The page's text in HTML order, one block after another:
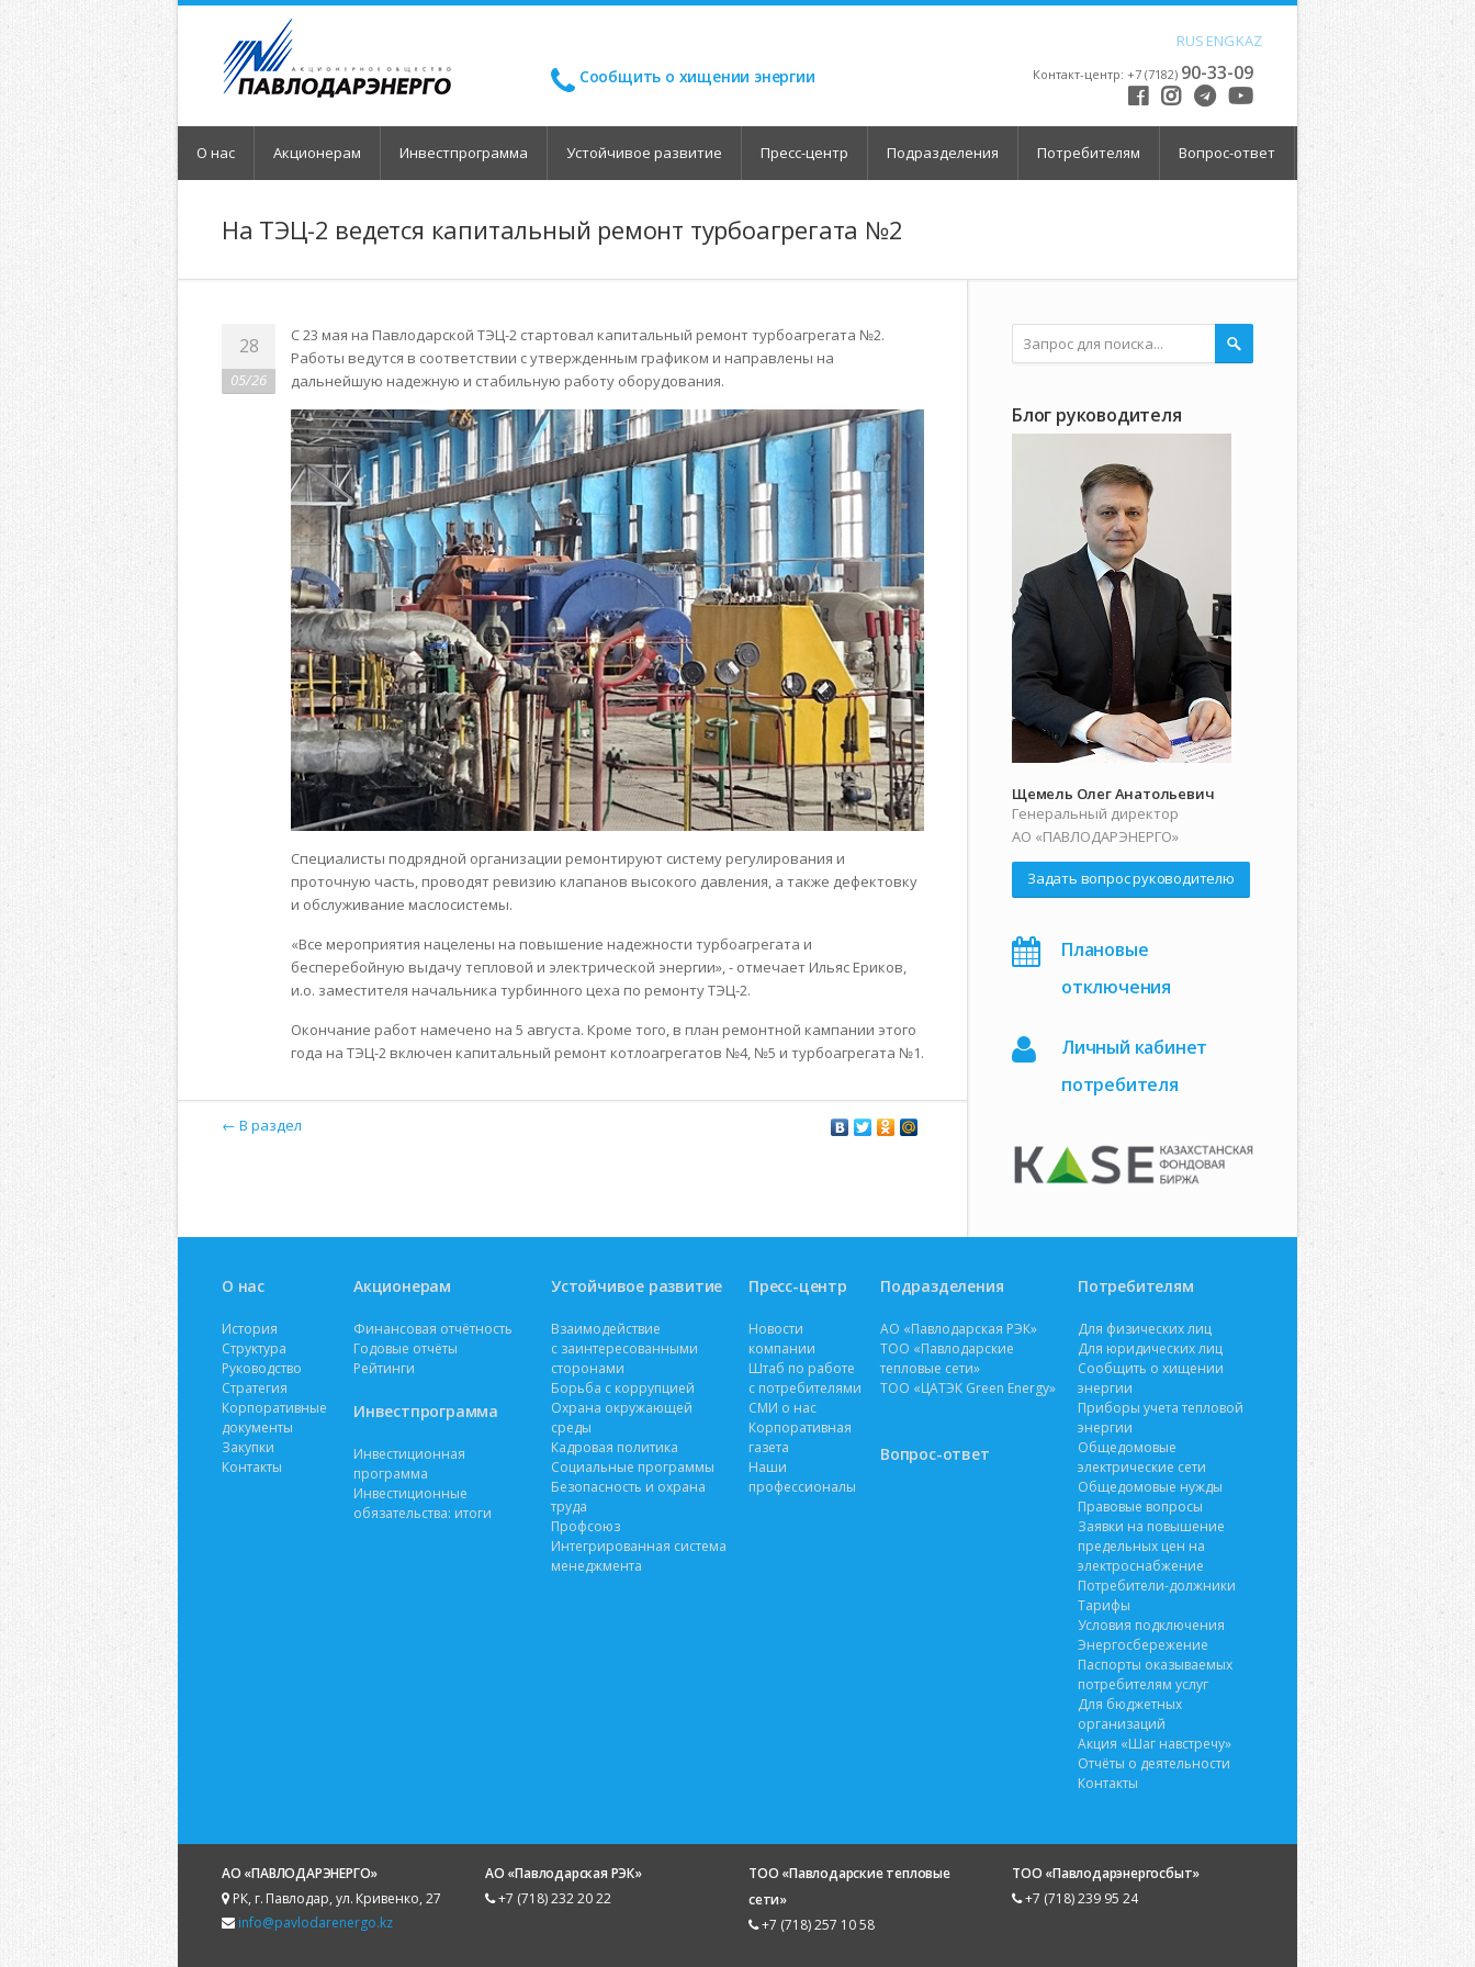
Сообщить о хищении энергии
RUS ENGKAZ
Контакт-центр: +7 (7182) 90-33-09
О нас Акционерам Инвестпрограмма Устойчивое развитие Пресс-центр Подразделения Потребителям Вопрос-ответ
На ТЭЦ-2 ведется капитальный ремонт турбоагрегата №2
28
05/26
С 23 мая на Павлодарской ТЭЦ-2 стартовал капитальный ремонт турбоагрегата №2.
Работы ведутся в соответствии с утвержденным графиком и направлены на
дальнейшую надежную и стабильную работу оборудования.
Специалисты подрядной организации ремонтируют систему регулирования и
проточную часть, проводят ревизию клапанов высокого давления, а также дефектовку
и обслуживание маслосистемы.
«Все мероприятия нацелены на повышение надежности турбоагрегата и
бесперебойную выдачу тепловой и электрической энергии», - отмечает Ильяс Ериков,
и.о. заместителя начальника турбинного цеха по ремонту ТЭЦ-2.
Окончание работ намечено на 5 августа. Кроме того, в план ремонтной кампании этого
года на ТЭЦ-2 включен капитальный ремонт котлоагрегатов №4, №5 и турбоагрегата №1.
← В раздел
Блог руководителя
Щемель Олег Анатольевич
Генеральный директор
АО «ПАВЛОДАРЭНЕРГО»
Задать вопрос руководителю
Плановые
отключения
Личный кабинет
потребителя
О нас
История
Структура
Руководство
Стратегия
Корпоративные
документы
Закупки
Контакты
Акционерам
Финансовая отчётность
Годовые отчёты
Рейтинги
Инвестпрограмма
Инвестиционная
программа
Инвестиционные
обязательства: итоги
Устойчивое развитие
Взаимодействие
с заинтересованными
сторонами
Борьба с коррупцией
Охрана окружающей
среды
Кадровая политика
Социальные программы
Безопасность и охрана
труда
Профсоюз
Интегрированная система
менеджмента
Пресс-центр
Новости
компании
Штаб по работе
с потребителями
СМИ о нас
Корпоративная
газета
Наши
профессионалы
Подразделения
АО «Павлодарская РЭК»
ТОО «Павлодарские
тепловые сети»
ТОО «ЦАТЭК Green Energy»
Вопрос-ответ
Потребителям
Для физических лиц
Для юридических лиц
Сообщить о хищении
энергии
Приборы учета тепловой
энергии
Общедомовые
электрические сети
Общедомовые нужды
Правовые вопросы
Заявки на повышение
предельных цен на
электроснабжение
Потребители-должники
Тарифы
Условия подключения
Энергосбережение
Паспорты оказываемых
потребителям услуг
Для бюджетных
организаций
Акция «Шаг навстречу»
Отчёты о деятельности
Контакты
АО «ПАВЛОДАРЭНЕРГО»
РК, г. Павлодар, ул. Кривенко, 27
info@pavlodarenergo.kz
АО «Павлодарская РЭК»
+7 (718) 232 20 22
ТОО «Павлодарские тепловые
сети»
+7 (718) 257 10 58
ТОО «Павлодарэнергосбыт»
+7 (718) 239 95 24